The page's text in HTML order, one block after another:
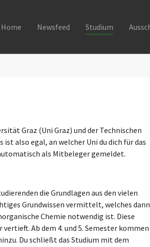
Home Newsfeed Studium
Graz (Uni Graz) und der Technischen
ist also egal, an welcher Uni du dich für das
als Mitbeleger gemeldet.
die Grundlagen aus den vielen
Grundwissen vermittelt, welches
Chemie notwendig ist. Diese
Ab dem 4. und 5. Semester kommen
Du schließt das Studium mit dem